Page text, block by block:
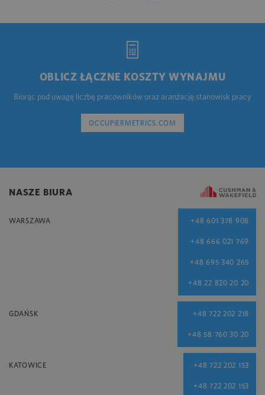
OBLICZ ŁĄCZNE KOSZTY WYNAJMU
Biorąc pod uwagę liczbę pracowników oraz aranżację stanowisk pracy
OCCUPIERMETRICS.COM
NASZE BIURA
WARSZAWA +48 601 378 908
+48 666 021 769
+48 695 340 265
+48 22 820 20 20
GDAŃSK +48 722 202 218
+48 58 760 30 20
KATOWICE +48 722 202 153
+48 722 202 153